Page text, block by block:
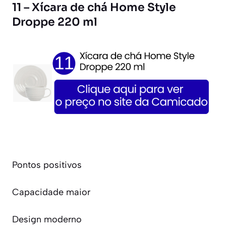
11 – Xícara de chá Home Style
Droppe 220 ml
Pontos positivos
Capacidade maior
Design moderno